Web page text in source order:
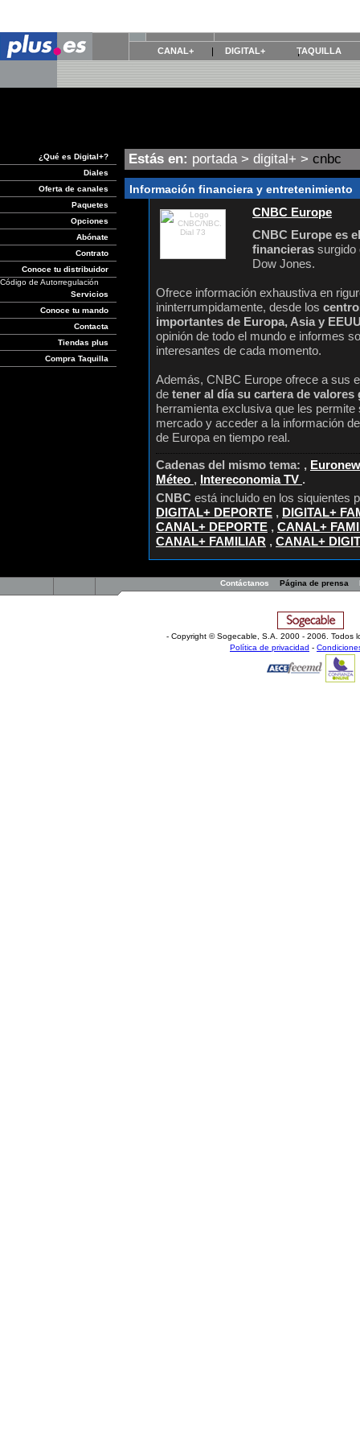
CANAL+ DIGITAL+ TAQUILLA
¿Qué es Digital+?
Diales
Oferta de canales
Paquetes
Opciones
Abónate
Contrato
Conoce tu distribuidor
Código de Autorregulación
Servicios
Conoce tu mando
Contacta
Tiendas plus
Compra Taquilla
Estás en: portada> digital+ > cnbc
Información financiera y entretenimiento
CNBC Europe
CNBC Europe es
financieras surgido
Dow Jones.
Ofrece información exhaustiva en
ininterrumpidamente, desde los
importantes de Europa, Asia y
opinión de todo el mundo e informes
interesantes de cada momento.
Además, CNBC Europe ofrece a sus
de tener al día su cartera de
herramienta exclusiva que les
mercado y acceder a la información
de Europa en tiempo real.
Cadenas del mismo tema: ,
Méteo , Intereconomia TV .
CNBC está incluido en los siquientes
DIGITAL+ DEPORTE , DIGITAL+
CANAL+ DEPORTE , CANAL+
CANAL+ FAMILIAR , CANAL+
Contáctanos Página de prensa
- Copyright © Sogecable, S.A
2000 - 2006. Todos
Política de privacidad -